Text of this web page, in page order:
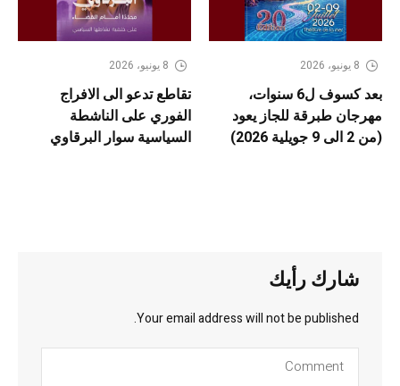
8 يونيو، 2026
بعد كسوف ل6 سنوات،
مهرجان طبرقة للجاز يعود
(من 2 الى 9 جويلية 2026)
8 يونيو، 2026
تقاطع تدعو الى الافراج
الفوري على الناشطة
السياسية سوار البرقاوي
شارك رأيك
Your email address will not be published.